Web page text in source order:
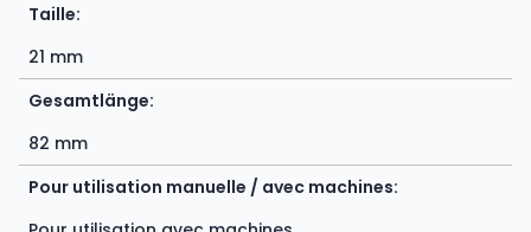
Taille:
21 mm
Gesamtlänge:
82 mm
Pour utilisation manuelle / avec machines: